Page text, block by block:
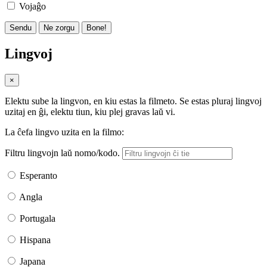
Vojaĝo
Sendu Ne zorgu Bone!
Lingvoj
×
Elektu sube la lingvon, en kiu estas la filmeto. Se estas pluraj lingvoj
uzitaj en ĝi, elektu tiun, kiu plej gravas laŭ vi.
La ĉefa lingvo uzita en la filmo:
Filtru lingvojn laŭ nomo/kodo.
Esperanto
Angla
Portugala
Hispana
Japana